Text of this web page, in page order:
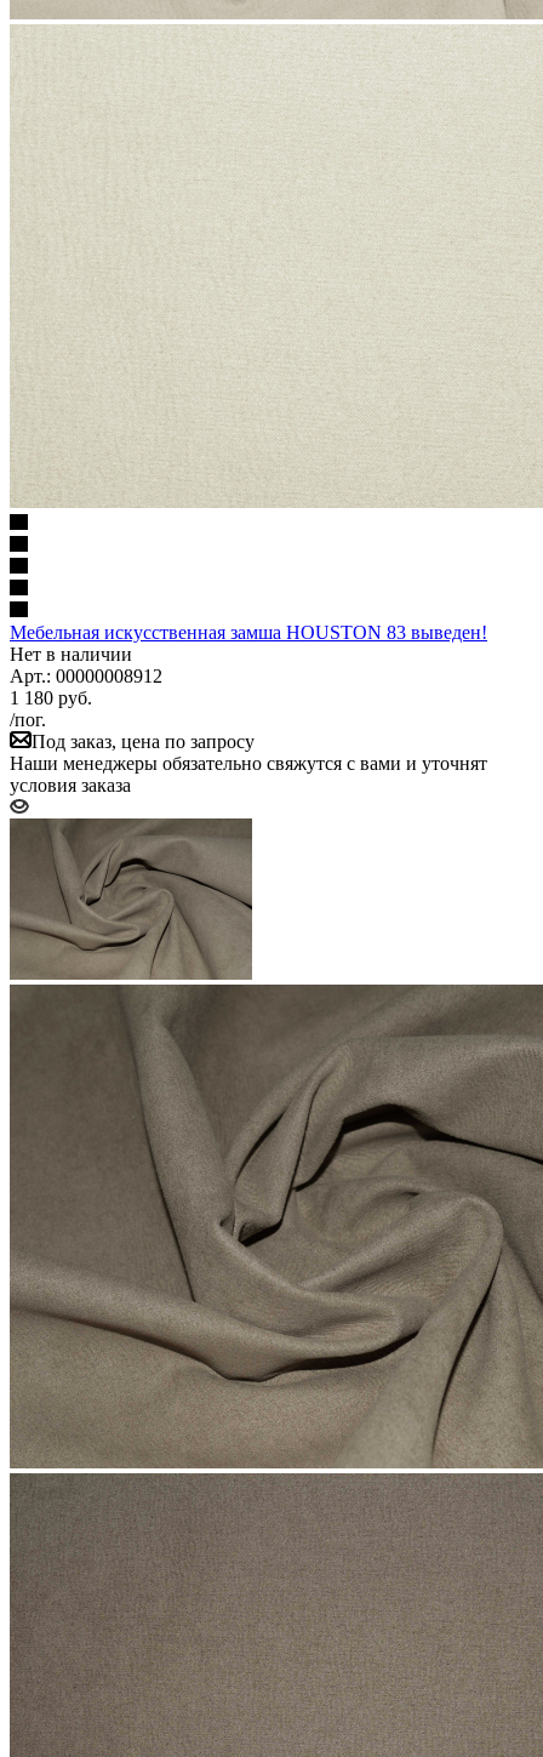
Мебельная искусственная замша HOUSTON 83 выведен!
Нет в наличии
Арт.: 00000008912
1 180 руб.
/пог.
Под заказ, цена по запросу
Наши менеджеры обязательно свяжутся с вами и уточнят
условия заказа